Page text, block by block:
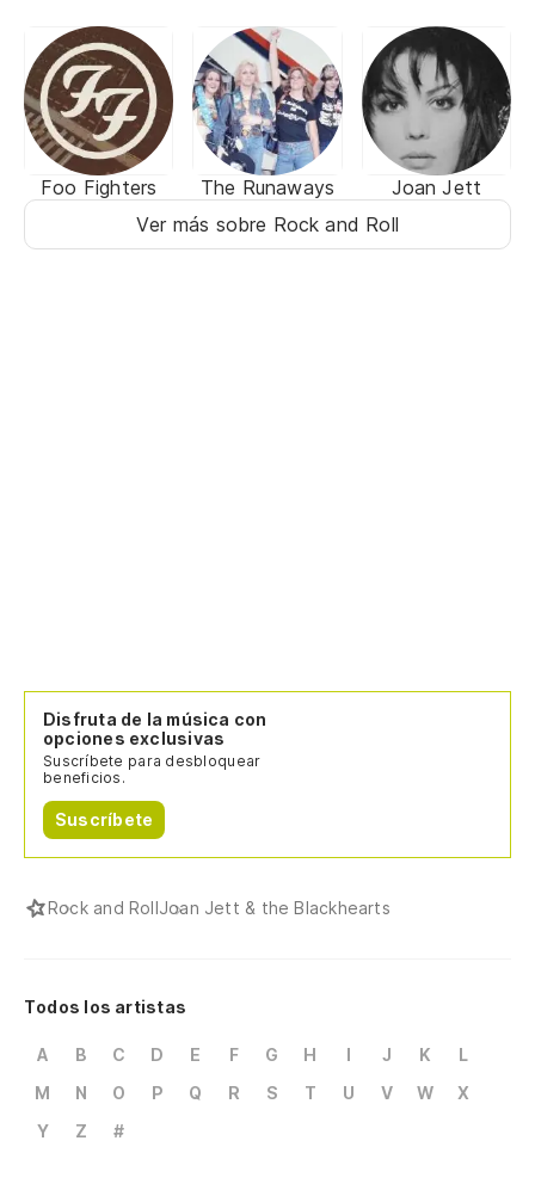
Foo Fighters The Runaways
Joan Jett
Ver más sobre Rock and Roll
Disfruta de la música con
opciones exclusivas
Suscríbete para desbloquear
beneficios.
Suscríbete
Rock and RollJoan Jett & the Blackhearts
Todos los artistas
A B C D E F G H I J K
L
M
N O P Q R S T U V W
X
Y
Z #